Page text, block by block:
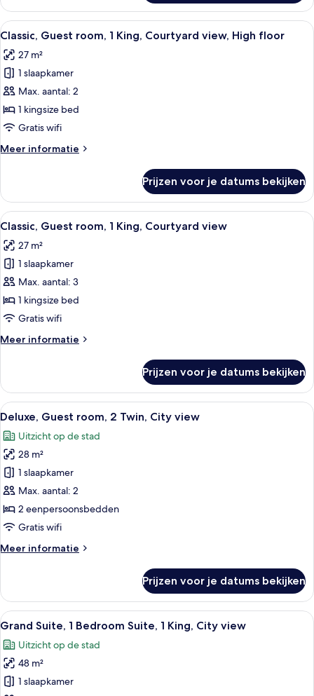
Guest
room,
2
Courtyard
view
Alle
foto's
voor
Classic,
Guest
room,
1
Courtyard
floor
laden
Een net opgemaakt bed met witte
4
Classic, Guest room, 1 King, Courtyard view, High floor
27 m²
1 slaapkamer
Max. aantal: 2
1 kingsize bed
Gratis wifi
Meer informatie
Meer
Guest
room,
1
Courtyard
view,
floor
Prijzen voor je datums bekijken
Alle
foto's
voor
Classic,
Guest
room,
1
Courtyard
Een hotelkamer met een groot bed,
5
Classic, Guest room, 1 King, Courtyard view
27 m²
1 slaapkamer
Max. aantal: 3
1 kingsize bed
Gratis wifi
Meer informatie
Meer
Guest
room,
1
Courtyard
view
Prijzen voor je datums bekijken
Alle
foto's
voor
Deluxe,
Guest
room,
2
Twin,
view
Een hotelkamer met twee bedden,
5
Deluxe, Guest room, 2 Twin, City view
Uitzicht op de stad
28 m²
1 slaapkamer
Max. aantal: 2
2 eenpersoonsbedden
Gratis wifi
Meer informatie
Meer
Guest
room,
2
City
view
Prijzen voor je datums bekijken
Alle
foto's
voor
Grand
Suite,
Een hotelkamer met een grote
8
Grand Suite, 1 Bedroom Suite, 1 King, City view
Uitzicht op de stad
48 m²
1 slaapkamer